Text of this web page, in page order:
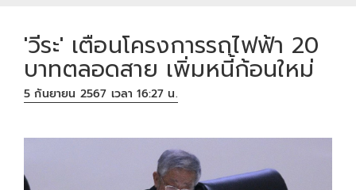
'วีระ' เตือนโครงการรถไฟฟ้า 20
บาทตลอดสาย เพิ่มหนี้ก้อนใหม่
5 กันยายน 2567 เวลา 16:27 น.